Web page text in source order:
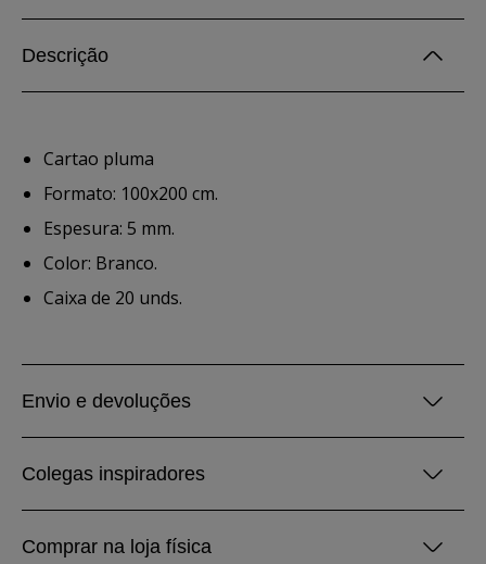
Descrição
Cartao pluma
Formato: 100x200 cm.
Espesura: 5 mm.
Color: Branco.
Caixa de 20 unds.
Envio e devoluções
Colegas inspiradores
Comprar na loja física